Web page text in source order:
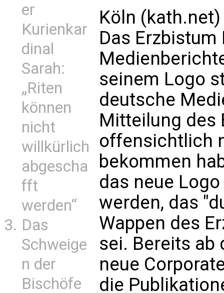
er
Kurienkar
dinal
Sarah:
„Riten
können
nicht
willkürlich
abgescha
fft
werden“
Das
Schweige
n der
Bischöfe
Köln (kath.net)
Das
seinem Logo
deutsche
Mitteilung des
offensichtlich
bekommen
das neue
werden, das
Wappen des
sei. Bereits ab
neue
die